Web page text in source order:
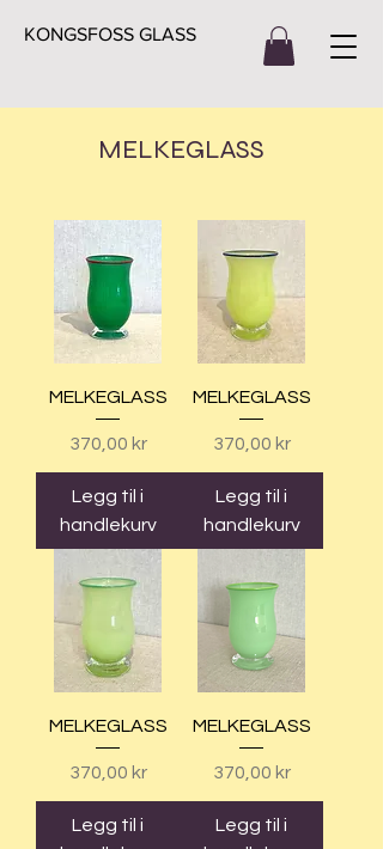
KONGSFOSS GLASS
MELKEGLASS
MELKEGLASS
Pris
370,00 kr
Legg til i
handlekurv
MELKEGLASS
Pris
370,00 kr
Legg til i
handlekurv
MELKEGLASS
Pris
370,00 kr
Legg til i
MELKEGLASS
Pris
370,00 kr
Legg til i